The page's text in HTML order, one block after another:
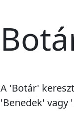
A 'Botár'
'Benedek' vagy